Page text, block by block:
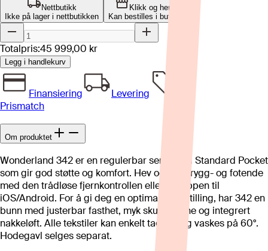
Nettbutikk
Ikke på lager i nettbutikken
Klikk og hent
Kan bestilles i butikk
Totalpris:45 999,00 kr
Legg i handlekurv
Finansiering
Levering
Prismatch
Om produktet
Wonderland 342 er en regulerbar seng med Standard Pocket
som gir god støtte og komfort. Hev og senk rygg- og fotende
med den trådløse fjernkontrollen eller via appen til
iOS/Android. For å gi deg en optimal liggestilling, har 342 en
bunn med justerbar fasthet, myk skuldersone og integrert
nakkeløft. Alle tekstiler kan enkelt taes av og vaskes på 60°.
Hodegavl selges separat.